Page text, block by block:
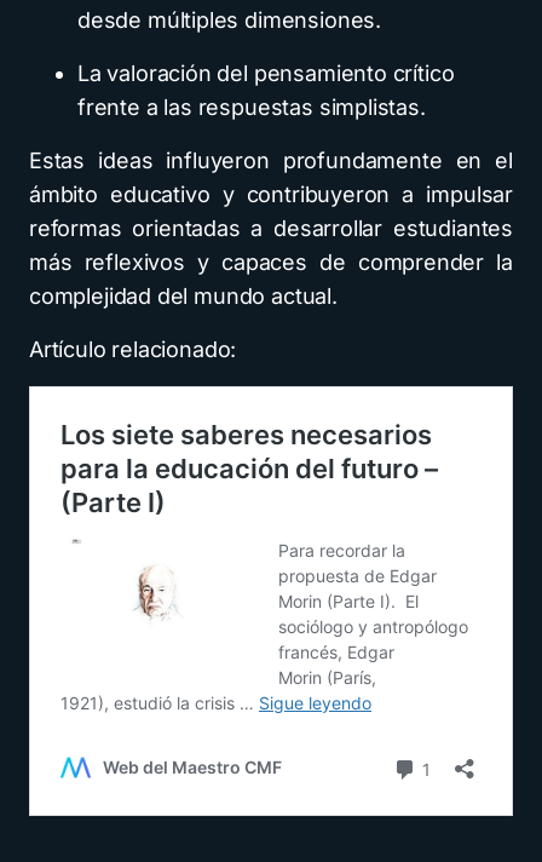
desde múltiples dimensiones.
La valoración del pensamiento crítico
frente a las respuestas simplistas.
Estas ideas influyeron profundamente en el
ámbito educativo y contribuyeron a impulsar
reformas orientadas a desarrollar estudiantes
más reflexivos y capaces de comprender la
complejidad del mundo actual.
Artículo relacionado: